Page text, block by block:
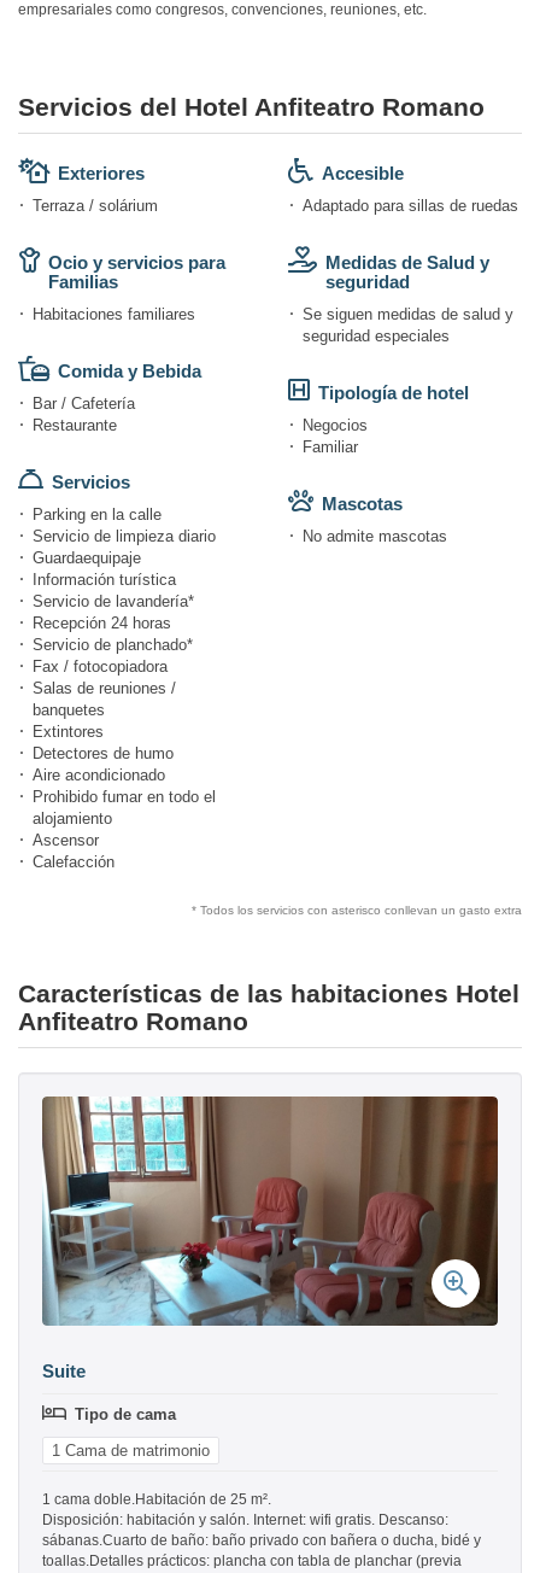
empresariales como congresos, convenciones, reuniones, etc.
Servicios del Hotel Anfiteatro Romano
Exteriores
Terraza / solárium
Ocio y servicios para
Familias
Habitaciones familiares
Comida y Bebida
Bar / Cafetería
Restaurante
Servicios
Parking en la calle
Servicio de limpieza diario
Guardaequipaje
Información turística
Servicio de lavandería*
Recepción 24 horas
Servicio de planchado*
Fax / fotocopiadora
Salas de reuniones /
banquetes
Extintores
Detectores de humo
Aire acondicionado
Prohibido fumar en todo el
alojamiento
Ascensor
Calefacción
Accesible
Adaptado para sillas de ruedas
Medidas de Salud y
seguridad
Se siguen medidas de salud y
seguridad especiales
Tipología de hotel
Negocios
Familiar
Mascotas
No admite mascotas
* Todos los servicios con asterisco conllevan un gasto extra
Características de las habitaciones Hotel
Anfiteatro Romano
Suite
Tipo de cama
1 Cama de matrimonio
1 cama doble.Habitación de 25 m².
Disposición: habitación y salón. Internet: wifi gratis. Descanso:
sábanas.Cuarto de baño: baño privado con bañera o ducha, bidé y
toallas.Detalles prácticos: plancha con tabla de planchar (previa